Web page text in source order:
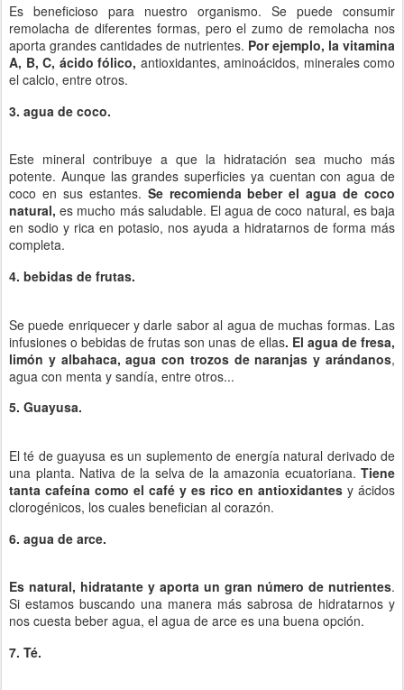
Es beneficioso para nuestro organismo. Se puede consumir
remolacha de diferentes formas, pero el zumo de remolacha nos
aporta grandes cantidades de nutrientes. Por ejemplo, la vitamina
A, B, C, ácido fólico, antioxidantes, aminoácidos, minerales como
el calcio, entre otros.
3. agua de coco.
Este mineral contribuye a que la hidratación sea mucho más
potente. Aunque las grandes superficies ya cuentan con agua de
coco en sus estantes. Se recomienda beber el agua de coco
natural, es mucho más saludable. El agua de coco natural, es baja
en sodio y rica en potasio, nos ayuda a hidratarnos de forma más
completa.
4. bebidas de frutas.
Se puede enriquecer y darle sabor al agua de muchas formas. Las
infusiones o bebidas de frutas son unas de ellas. El agua de fresa,
limón y albahaca, agua con trozos de naranjas y arándanos,
agua con menta y sandía, entre otros...
5. Guayusa.
El té de guayusa es un suplemento de energía natural derivado de
una planta. Nativa de la selva de la amazonia ecuatoriana. Tiene
tanta cafeína como el café y es rico en antioxidantes y ácidos
clorogénicos, los cuales benefician al corazón.
6. agua de arce.
Es natural, hidratante y aporta un gran número de nutrientes.
Si estamos buscando una manera más sabrosa de hidratarnos y
nos cuesta beber agua, el agua de arce es una buena opción.
7. Té.